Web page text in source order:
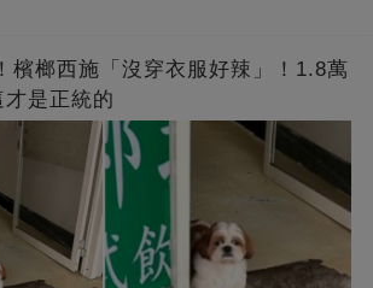
檳榔西施「沒穿衣服好辣」！1.8萬
才是正統的